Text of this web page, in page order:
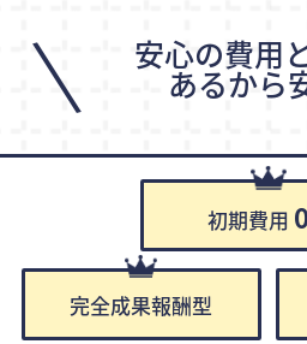
\ 安心の費用
あるから
初期費用
完全成果報酬型